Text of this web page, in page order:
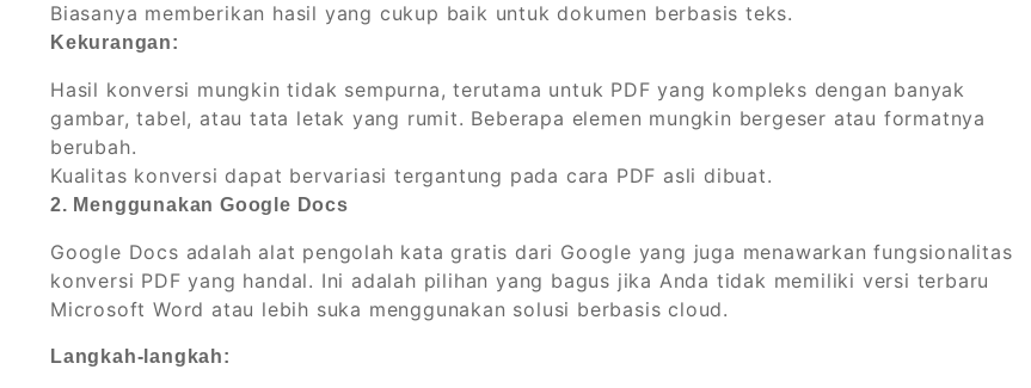
Biasanya memberikan hasil yang cukup baik untuk dokumen berbasis teks.
Kekurangan:
Hasil konversi mungkin tidak sempurna, terutama untuk PDF yang kompleks dengan banyak
gambar, tabel, atau tata letak yang rumit. Beberapa elemen mungkin bergeser atau formatnya
berubah.
Kualitas konversi dapat bervariasi tergantung pada cara PDF asli dibuat.
2. Menggunakan Google Docs
Google Docs adalah alat pengolah kata gratis dari Google yang juga menawarkan fungsionalitas
konversi PDF yang handal. Ini adalah pilihan yang bagus jika Anda tidak memiliki versi terbaru
Microsoft Word atau lebih suka menggunakan solusi berbasis cloud.
Langkah-langkah: